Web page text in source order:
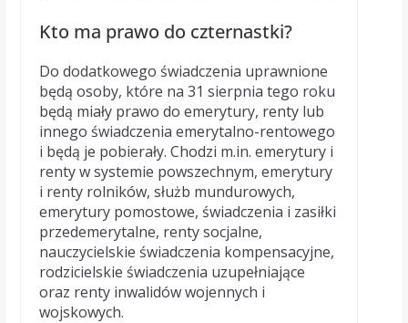
Kto ma prawo do czternastki?
Do dodatkowego świadczenia uprawnione
będą osoby, które na 31 sierpnia tego roku
będą miały prawo do emerytury, renty lub
innego świadczenia emerytalno-rentowego
i będą je pobierały. Chodzi m.in. emerytury i
renty w systemie powszechnym, emerytury
i renty rolników, służb mundurowych,
emerytury pomostowe, świadczenia i zasiłki
przedemerytalne, renty socjalne,
nauczycielskie świadczenia kompensacyjne,
rodzicielskie świadczenia uzupełniające
oraz renty inwalidów wojennych i
wojskowych.